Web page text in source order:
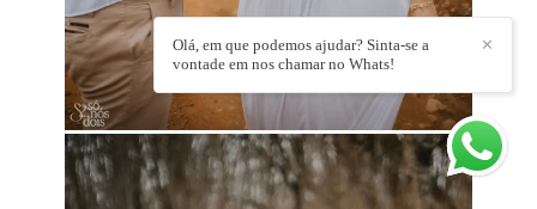
✕
Olá, em que podemos ajudar? Sinta-se a
vontade em nos chamar no Whats!